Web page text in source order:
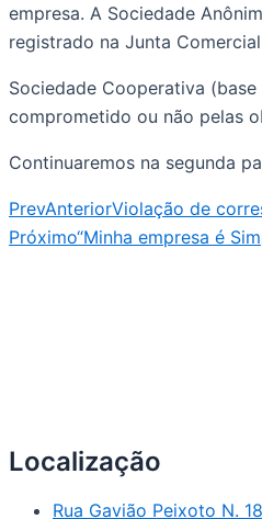
empresa. A Sociedade
registrado na Junta
Sociedade Cooperativa
comprometido ou não pelas
Continuaremos na segunda
PrevAnteriorViolação de
Próximo“Minha empresa é
Localização
Rua Gavião Peixoto N.